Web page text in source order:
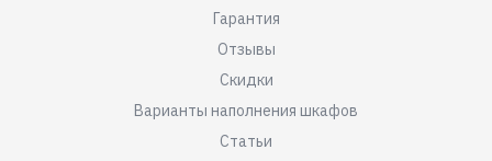
Гарантия
Отзывы
Скидки
Варианты наполнения шкафов
Статьи